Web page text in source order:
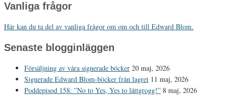
Vanliga frågor
Här kan du ta del av vanliga frågor om om och till Edward Blom.
Senaste blogginläggen
Försäljning av våra signerade böcker 20 maj, 2026
Signerade Edward Blom-böcker från lagret 11 maj, 2026
Poddepisod 158: ”No to Yes, Yes to lättgrogg!” 8 maj, 2026